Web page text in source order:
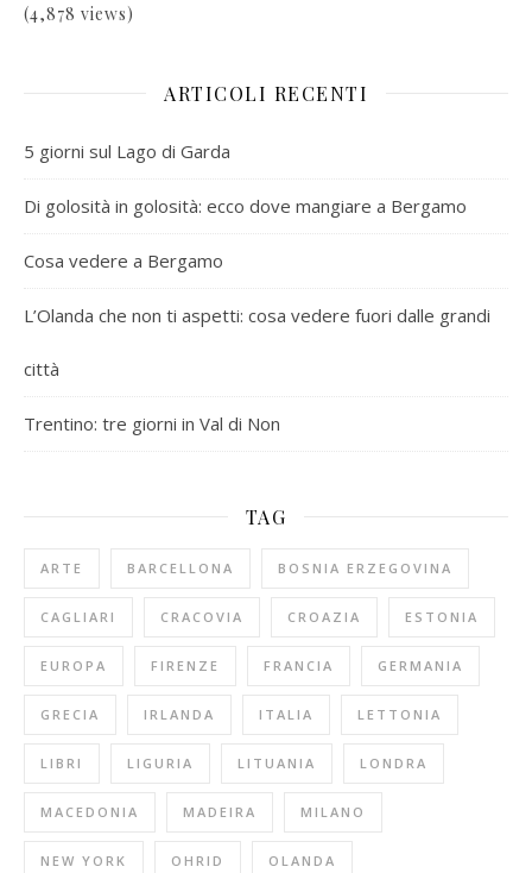
(4,878 views)
ARTICOLI RECENTI
5 giorni sul Lago di Garda
Di golosità in golosità: ecco dove mangiare a Bergamo
Cosa vedere a Bergamo
L’Olanda che non ti aspetti: cosa vedere fuori dalle grandi
città
Trentino: tre giorni in Val di Non
TAG
ARTE BARCELLONA BOSNIA ERZEGOVINA
CAGLIARI CRACOVIA CROAZIA ESTONIA
EUROPA FIRENZE FRANCIA GERMANIA
GRECIA IRLANDA ITALIA LETTONIA
LIBRI LIGURIA LITUANIA LONDRA
MACEDONIA MADEIRA MILANO
NEW YORK OHRID OLANDA